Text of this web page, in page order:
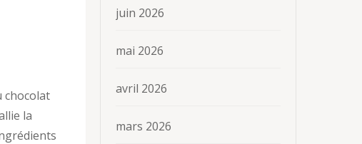
chocolat
la
juin 2026
mai 2026
avril 2026
mars 2026